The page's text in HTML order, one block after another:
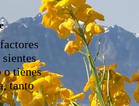
o tienes
tanto